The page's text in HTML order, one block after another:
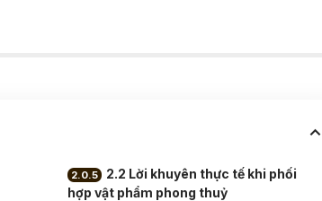
2.2 Lời khuyên thực tế khi phối
hợp vật phẩm phong thuỷ